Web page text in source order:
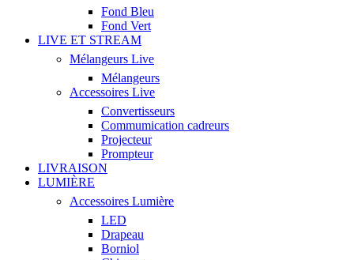
Fond Bleu
Fond Vert
LIVE ET STREAM
Mélangeurs Live
Mélangeurs
Accessoires Live
Convertisseurs
Commumication cadreurs
Projecteur
Prompteur
LIVRAISON
LUMIÈRE
Accessoires Lumière
LED
Drapeau
Borniol